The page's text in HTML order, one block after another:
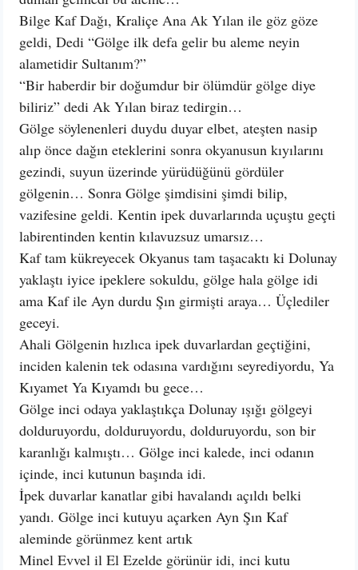
Bilge Kaf Dağı, Kraliçe Ana Ak Yılan ile göz göze
geldi, Dedi “Gölge ilk defa gelir bu aleme neyin
alametidir Sultanım?”
“Bir haberdir bir doğumdur bir ölümdür gölge diye
biliriz” dedi Ak Yılan biraz tedirgin…
Gölge söylenenleri duydu duyar elbet, ateşten nasip
alıp önce dağın eteklerini sonra okyanusun kıyılarını
gezindi, suyun üzerinde yürüdüğünü gördüler
gölgenin… Sonra Gölge şimdisini şimdi bilip,
vazifesine geldi. Kentin ipek duvarlarında uçuştu geçti
labirentinden kentin kılavuzsuz umarsız…
Kaf tam kükreyecek Okyanus tam taşacaktı ki Dolunay
yaklaştı iyice ipeklere sokuldu, gölge hala gölge idi
ama Kaf ile Ayn durdu Şın girmişti araya… Üçlediler
geceyi.
Ahali Gölgenin hızlıca ipek duvarlardan geçtiğini,
inciden kalenin tek odasına vardığını seyrediyordu, Ya
Kıyamet Ya Kıyamdı bu gece…
Gölge inci odaya yaklaştıkça Dolunay ışığı gölgeyi
dolduruyordu, dolduruyordu, dolduruyordu, son bir
karanlığı kalmıştı… Gölge inci kalede, inci odanın
içinde, inci kutunun başında idi.
İpek duvarlar kanatlar gibi havalandı açıldı belki
yandı. Gölge inci kutuyu açarken Ayn Şın Kaf
aleminde görünmez kent artık
Minel Evvel il El Ezelde görünür idi, inci kutu